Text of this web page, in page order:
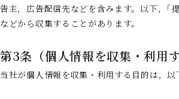
告主，広告配信先などを含みます。以下，｢
などから収集することがあります。
第3条（個人情報を収集・利用す
当社が個人情報を収集・利用する目的は，以